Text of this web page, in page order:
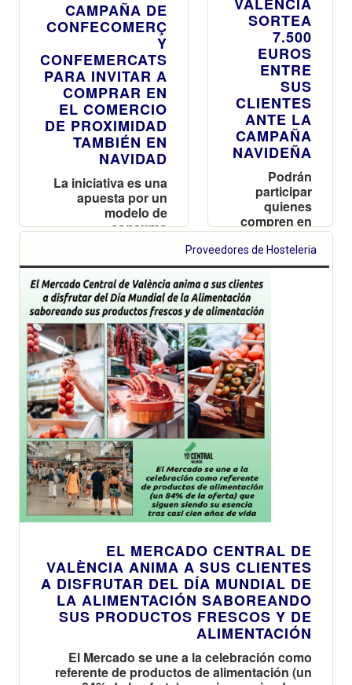
CAMPAÑA DE
CONFECOMERÇ
Y
CONFEMERCATS
PARA INVITAR A
COMPRAR EN
EL COMERCIO
DE PROXIMIDAD
TAMBIÉN EN
NAVIDAD
La iniciativa es una
apuesta por un
modelo de
consumo
personalizada a los
clientes
SORTEA
7.500
EUROS
ENTRE
SUS
CLIENTES
ANTE LA
CAMPAÑA
NAVIDEÑA
Podrán
participar
quienes
compren en
los puestos
del Mercado
hasta el 6 de
diciembre
una de las
150 tarjetas
regalo que
utilizar hasta
Proveedores de Hosteleria
EL MERCADO CENTRAL DE
VALÈNCIA ANIMA A SUS CLIENTES
A DISFRUTAR DEL DÍA MUNDIAL DE
LA ALIMENTACIÓN SABOREANDO
SUS PRODUCTOS FRESCOS Y DE
ALIMENTACIÓN
El Mercado se une a la celebración como
referente de productos de alimentación (un